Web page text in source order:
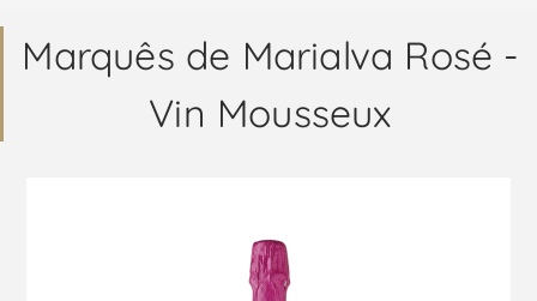
Marquês de Marialva Rosé -
Vin Mousseux